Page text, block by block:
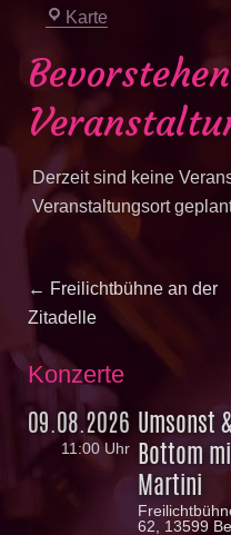
Karte
der
Zitadelle
Derzeit sind keine
Veranstaltungsort
← Previous
post:
Freilichtbühne an der
Zitadelle
Konzerte
09.08.2026
11:00 Uhr
Umsonst
Bottom
Martini
62, 13599